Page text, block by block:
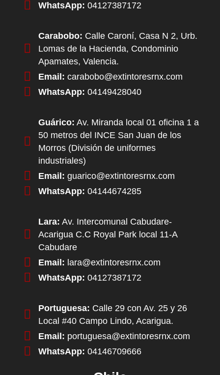
WhatsApp: 04127387172
Carabobo: Calle Caroní, Casa N 2, Urb.
Lomas de la Hacienda, Condominio
Apamates, Valencia.
Email: carabobo@extintoresrnx.com
WhatsApp: 04149428040
Guárico: Av. Miranda local 01 oficina 1 a
50 metros del INCE San Juan de los
Morros (División de uniformes
industriales)
Email: guarico@extintoresrnx.com
WhatsApp: 04144674285
Lara: Av. Intercomunal Cabudare-
Acarigua C.C Royal Park local 11-A
Cabudare
Email: lara@extintoresrnx.com
WhatsApp: 04127387172
Portuguesa: Calle 29 con Av. 25 y 26
Local #40 Campo Lindo, Acarigua.
Email: portuguesa@extintoresrnx.com
WhatsApp: 04146709666